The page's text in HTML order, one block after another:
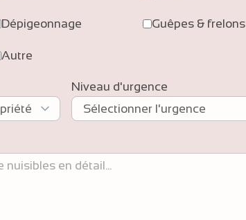
Dépigeonnage Guêpes & frelons
Autre
Niveau d'urgence